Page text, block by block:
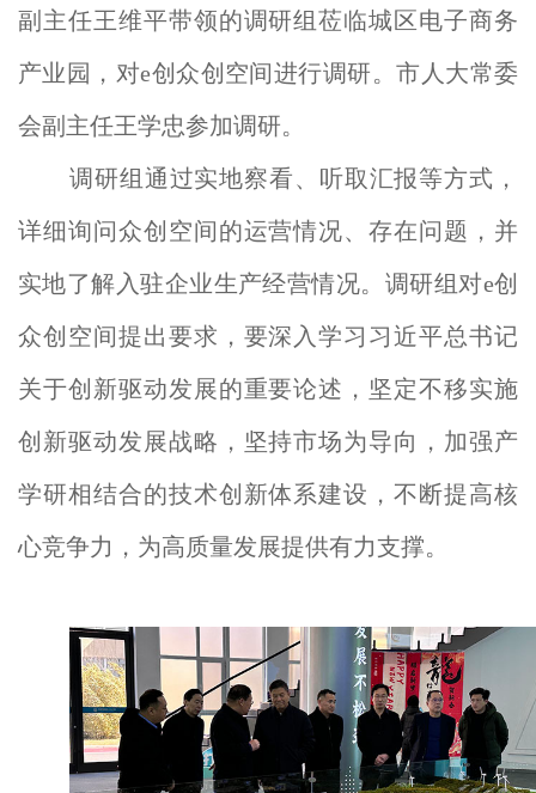
副主任王维平带领的调研组莅临城区电子商务
产业园，对e创众创空间进行调研。市人大常委
会副主任王学忠参加调研。
调研组通过实地察看、听取汇报等方式，
详细询问众创空间的运营情况、存在问题，并
实地了解入驻企业生产经营情况。调研组对e创
众创空间提出要求，要深入学习习近平总书记
关于创新驱动发展的重要论述，坚定不移实施
创新驱动发展战略，坚持市场为导向，加强产
学研相结合的技术创新体系建设，不断提高核
心竞争力，为高质量发展提供有力支撑。